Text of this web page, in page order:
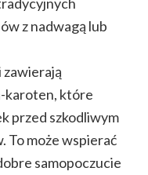
z nadwagą lub
karoten, które
przed szkodliwym
To może wspierać
samopoczucie